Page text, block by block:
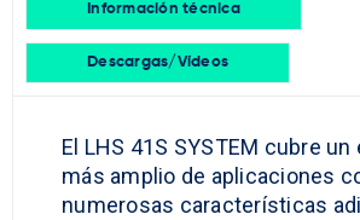
Información técnica
Descargas/Vídeos
El LHS 41S SYSTEM cubre
más amplio de aplicaciones
numerosas características